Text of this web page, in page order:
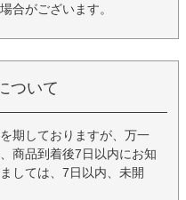
合がございます。
ついて
期しておりますが、万一
商品到着後7日以内にお知
しては、7日以内、未開